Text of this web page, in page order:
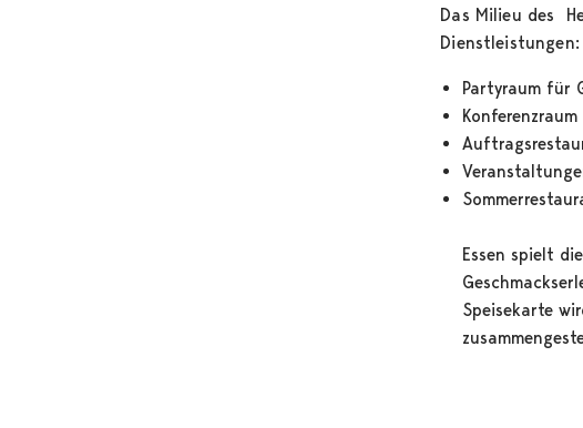
Das Milieu des
Dienstleistungen:
Partyraum für
Essen spielt
Speisekarte